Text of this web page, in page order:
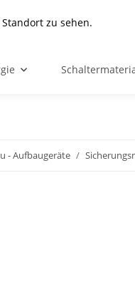
zu sehen.
- Aufbaugeräte